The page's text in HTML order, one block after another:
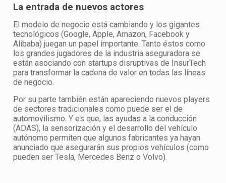
La entrada de nuevos actores
El modelo de negocio está cambiando y los gigantes
tecnológicos (Google, Apple, Amazon, Facebook y
Alibaba) juegan un papel importante. Tanto éstos como
los grandes jugadores de la industria aseguradora se
están asociando con startups disruptivas de InsurTech
para transformar la cadena de valor en todas las líneas
de negocio.
Por su parte también están apareciendo nuevos players
de sectores tradicionales como puede ser el de
automovilismo. Y es que, las ayudas a la conducción
(ADAS), la sensorización y el desarrollo del vehículo
autónomo permiten que algunos fabricantes ya hayan
anunciado que asegurarán sus propios vehículos (como
pueden ser Tesla, Mercedes Benz o Volvo).